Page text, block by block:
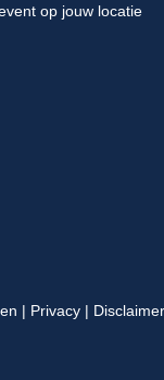
op jouw locatie
| Privacy | Disclaimer